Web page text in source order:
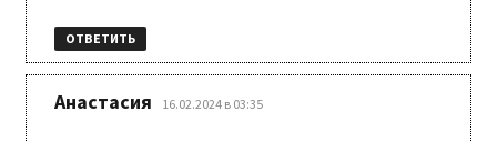
ОТВЕТИТЬ
Анастасия 16.02.2024 в 03:35